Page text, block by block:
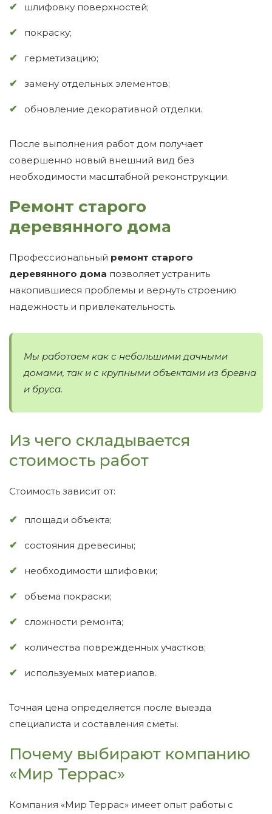
шлифовку поверхностей;
покраску;
герметизацию;
замену отдельных элементов;
обновление декоративной отделки.
После выполнения работ дом получает
совершенно новый внешний вид без
необходимости масштабной реконструкции.
Ремонт старого
деревянного дома
Профессиональный ремонт старого
деревянного дома позволяет устранить
накопившиеся проблемы и вернуть строению
надежность и привлекательность.
Мы работаем как с небольшими дачными
домами, так и с крупными объектами из бревна
и бруса.
Из чего складывается
стоимость работ
Стоимость зависит от:
площади объекта;
состояния древесины;
необходимости шлифовки;
объема покраски;
сложности ремонта;
количества поврежденных участков;
используемых материалов.
Точная цена определяется после выезда
специалиста и составления сметы.
Почему выбирают компанию
«Мир Террас»
Компания «Мир Террас» имеет опыт работы с